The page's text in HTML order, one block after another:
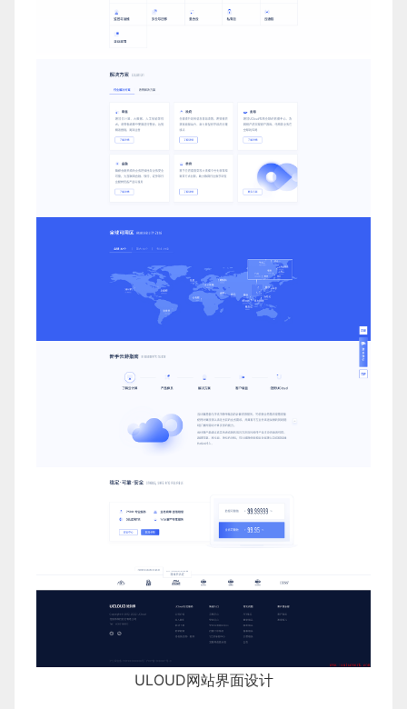
ULOUD网站界面设计